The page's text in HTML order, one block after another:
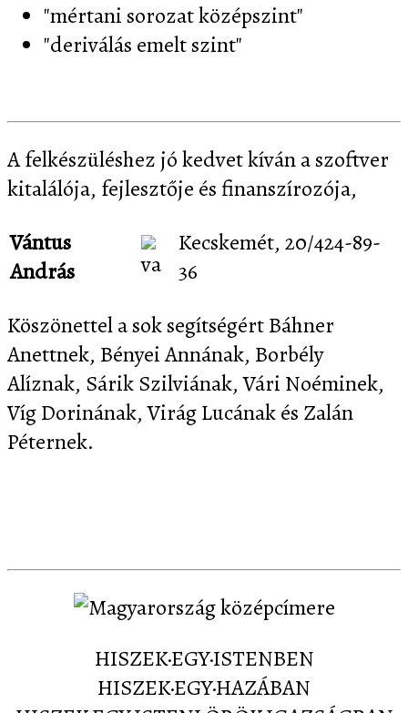
"mértani sorozat középszint"
"deriválás emelt szint"
A felkészüléshez jó kedvet kíván a szoftver
kitalálója, fejlesztője és finanszírozója,
Vántus
András
Kecskemét, 20/424-89-
36
Köszönettel a sok segítségért Báhner
Anettnek, Bényei Annának, Borbély
Alíznak, Sárik Szilviának, Vári Noéminek,
Víg Dorinának, Virág Lucának és Zalán
Péternek.
HISZEK·EGY·ISTENBEN
HISZEK·EGY·HAZÁBAN